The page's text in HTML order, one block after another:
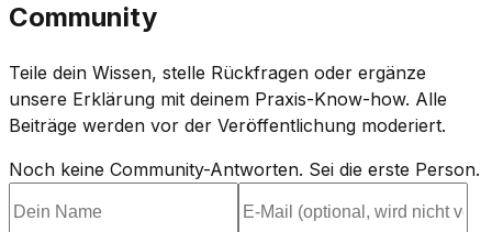
Community
Teile dein Wissen, stelle Rückfragen oder ergänze
unsere Erklärung mit deinem Praxis-Know-how. Alle
Beiträge werden vor der Veröffentlichung moderiert.
Noch keine Community-Antworten. Sei die erste Person.